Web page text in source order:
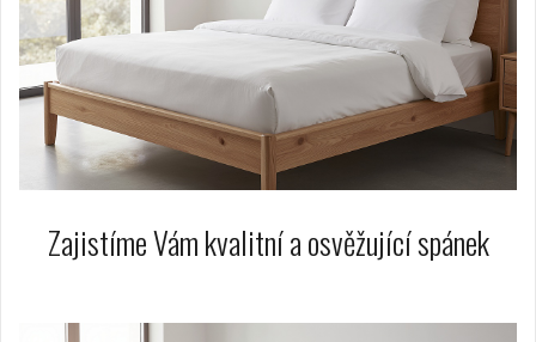
Zajistíme Vám kvalitní a osvěžující spánek